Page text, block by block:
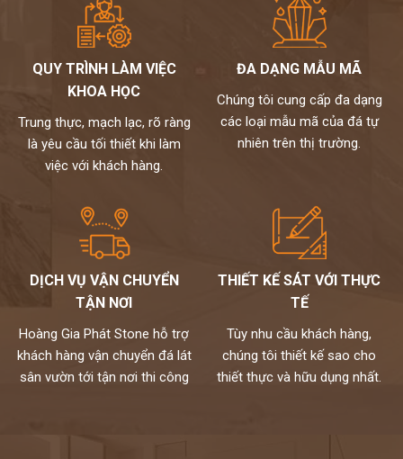
QUY TRÌNH LÀM VIỆC
KHOA HỌC
Trung thực, mạch lạc, rõ ràng
là yêu cầu tối thiết khi làm
việc với khách hàng.
ĐA DẠNG MẪU MÃ
Chúng tôi cung cấp đa dạng
các loại mẫu mã của đá tự
nhiên trên thị trường.
DỊCH VỤ VẬN CHUYỂN
TẬN NƠI
Hoàng Gia Phát Stone hỗ trợ
khách hàng vận chuyển đá lát
sân vườn tới tận nơi thi công
THIẾT KẾ SÁT VỚI THỰC
TẾ
Tùy nhu cầu khách hàng,
chúng tôi thiết kế sao cho
thiết thực và hữu dụng nhất.